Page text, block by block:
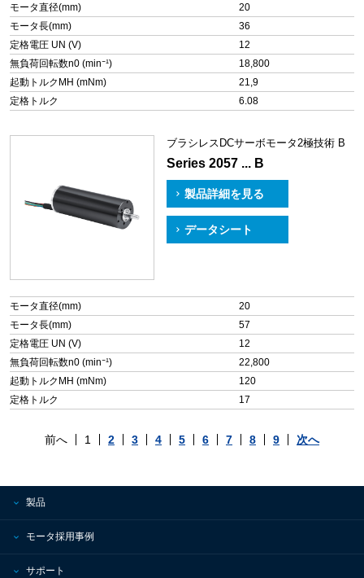
モータ直径(mm)
20
モータ長(mm)
36
定格電圧 UN (V)
12
無負荷回転数n0 (min⁻¹)
18,800
起動トルクMH (mNm)
21,9
定格トルク
6.08
ブラシレスDCサーボモータ2極技術 B
Series 2057 ... B
製品詳細を見る
データシート
モータ直径(mm)
20
モータ長(mm)
57
定格電圧 UN (V)
12
無負荷回転数n0 (min⁻¹)
22,800
起動トルクMH (mNm)
120
定格トルク
17
前へ 1 2 3 4 5 6 7 8 9 次へ
製品
モータ採用事例
サポート